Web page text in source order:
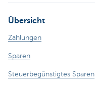
Übersicht
Zahlungen
Sparen
Steuerbegünstigtes Sparen